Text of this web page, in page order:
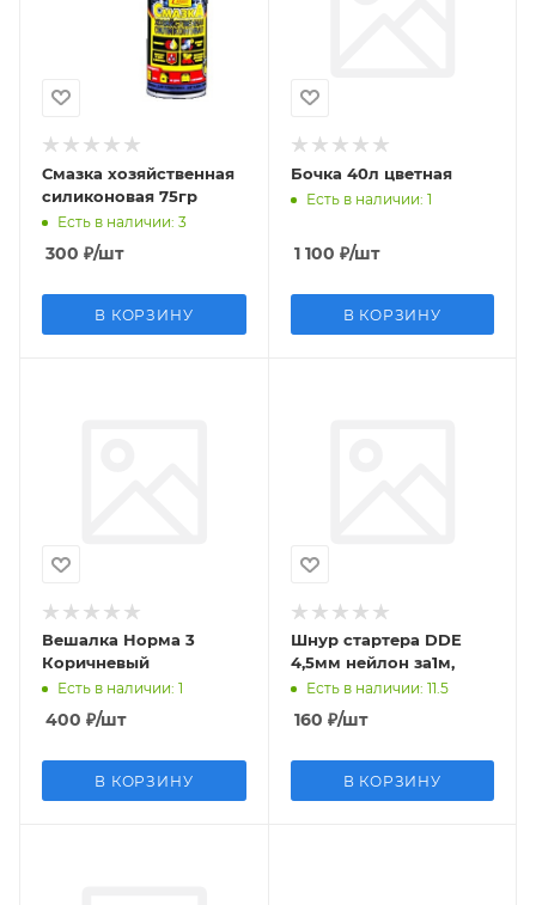
Смазка хозяйственная
силиконовая 75гр
Есть в наличии: 3
300 ₽/шт
В КОРЗИНУ
Бочка 40л цветная
Есть в наличии: 1
1 100 ₽/шт
В КОРЗИНУ
Вешалка Норма 3
Коричневый
Есть в наличии: 1
400 ₽/шт
В КОРЗИНУ
Шнур стартера DDE
4,5мм нейлон за1м,
Есть в наличии: 11.5
160 ₽/шт
В КОРЗИНУ